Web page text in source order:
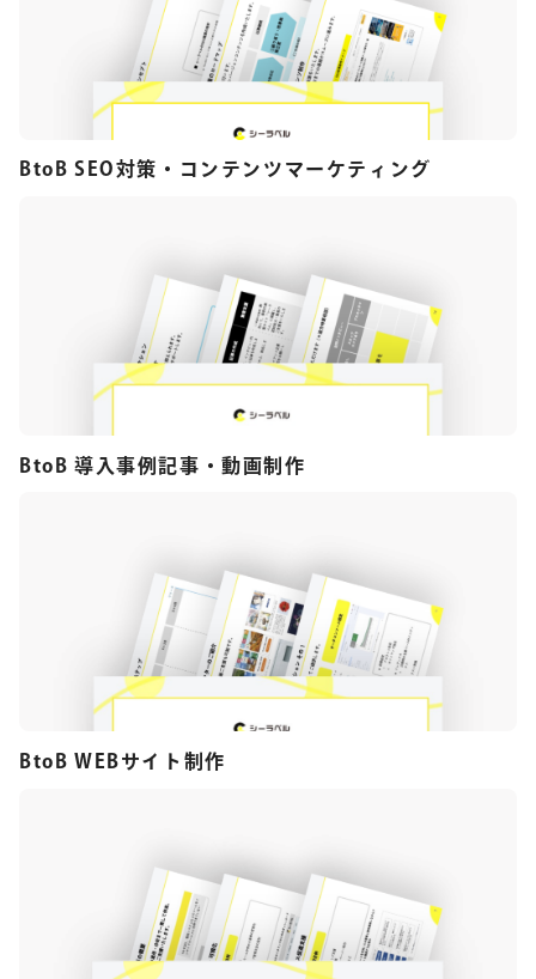
BtoB SEO対策・コンテンツマーケティング
BtoB 導入事例記事・動画制作
BtoB WEBサイト制作